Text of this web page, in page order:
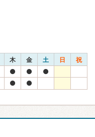
木 金 土 日 祝